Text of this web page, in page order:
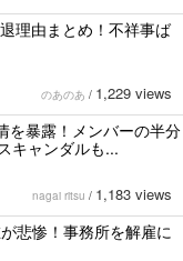
理由まとめ！不祥事ば
のあのあ / 1,229 views
を暴露！メンバーの半分
キャンダルも...
nagai ritsu / 1,183 views
悲惨！事務所を解雇に